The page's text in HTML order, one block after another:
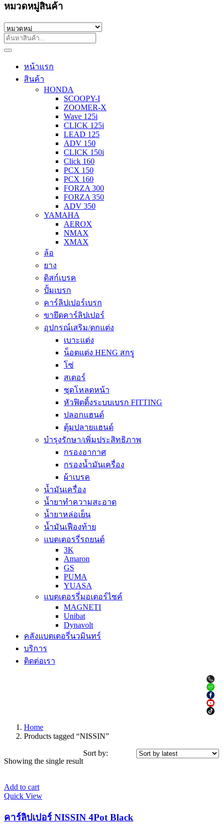
หมวดหมู่สินค้า
หน้าแรก
สินค้า
HONDA
SCOOPY-I
ZOOMER-X
Wave 125i
CLICK 125i
LEAD 125
ADV 150
CLICK 150i
Click 160
PCX 150
PCX 160
FORZA 300
FORZA 350
ADV 350
YAMAHA
AEROX
NMAX
XMAX
ล้อ
ยาง
ดิสก์เบรค
ปั้มเบรก
คาร์ลิปเปอร์เบรก
ขายึดคาร์ลิปเปอร์
อุปกรณ์เสริม/ตกแต่ง
เบาะแต่ง
น็อตแต่ง HENG สกรู
โซ่
สเตอร์
ชุดโหลดหน้า
หัวฟิตติ้งระบบเบรก FITTING
ปลอกแฮนด์
ตุ้มปลายแฮนด์
บำรุงรักษา/เพิ่มประสิทธิภาพ
กรองอากาศ
กรองน้ำมันเครื่อง
ผ้าเบรค
น้ำมันเครื่อง
น้ำยาทำความสะอาด
น้ำยาหล่อเย็น
น้ำมันเฟืองท้าย
แบตเตอรรี่รถยนต์
3K
Amaron
GS
PUMA
YUASA
แบตเตอรรี่มอเตอร์ไซค์
MAGNETI
Unibat
Dynavolt
คลังแบตเตอรี่นวมินทร์
บริการ
ติดต่อเรา
Home
Products tagged “NISSIN”
Showing the single result
Sort by:
Add to cart
Quick View
คาร์ลิปเปอร์ NISSIN 4Pot Black